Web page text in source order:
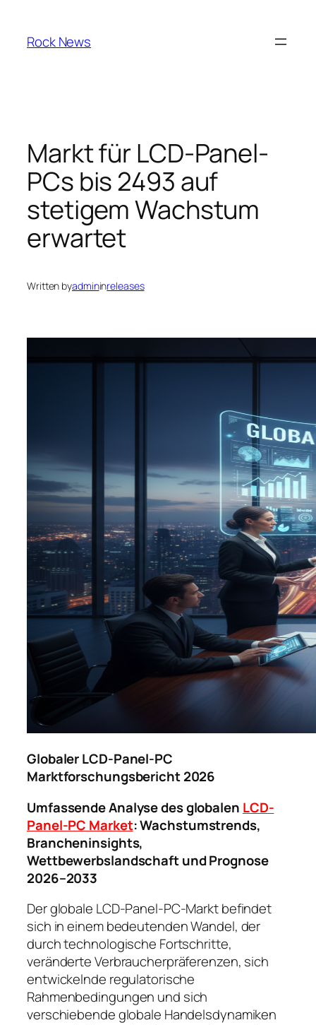
content
Rock News
Markt für LCD-Panel-
PCs bis 2493 auf
stetigem Wachstum
erwartet
Written byadmininreleases
Globaler LCD-Panel-PC
Marktforschungsbericht 2026
Umfassende Analyse des globalen LCD-
Panel-PC Market: Wachstumstrends,
Brancheninsights,
Wettbewerbslandschaft und Prognose
2026–2033
Der globale LCD-Panel-PC-Markt befindet
sich in einem bedeutenden Wandel, der
durch technologische Fortschritte,
veränderte Verbraucherpräferenzen, sich
entwickelnde regulatorische
Rahmenbedingungen und sich
verschiebende globale Handelsdynamiken